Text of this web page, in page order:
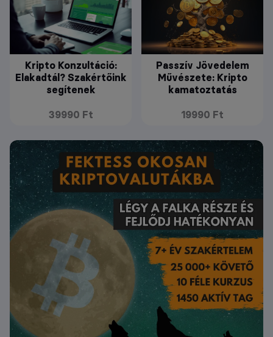
Kripto Konzultáció:
Elakadtál? Szakértőink
segítenek
39990 Ft
Passzív Jövedelem
Művészete: Kripto
kamatoztatás
19990 Ft